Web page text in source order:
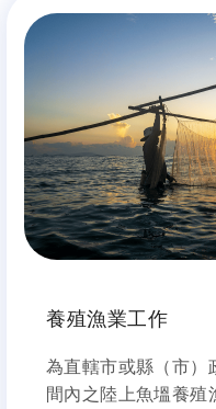
養殖漁業工作
為直轄市或縣（市）
間內之陸上魚塭養殖